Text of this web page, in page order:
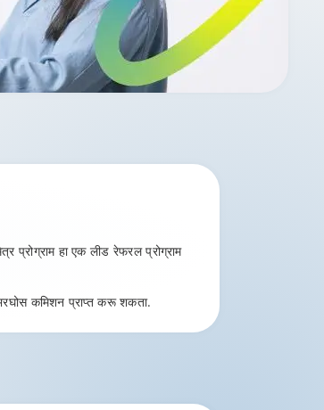
प्रोग्राम हा एक लीड रेफरल प्रोग्राम
कमिशन प्राप्त करू शकता.